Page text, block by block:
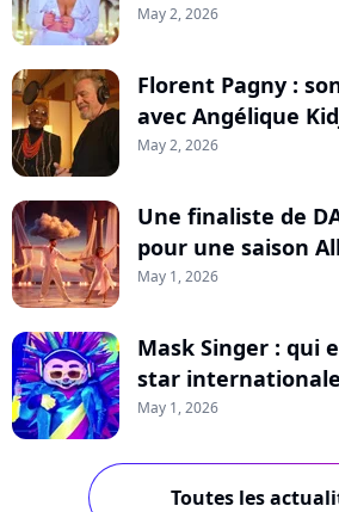
May 2, 2026
Florent Pagny :
avec Angélique
May 2, 2026
Une finaliste de
pour une saison
May 1, 2026
Mask Singer : qui
star
May 1, 2026
Toutes les